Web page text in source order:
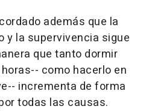
además que la
y la supervivencia sigue
que tanto dormir
como hacerlo en
incrementa de forma
todas las causas.